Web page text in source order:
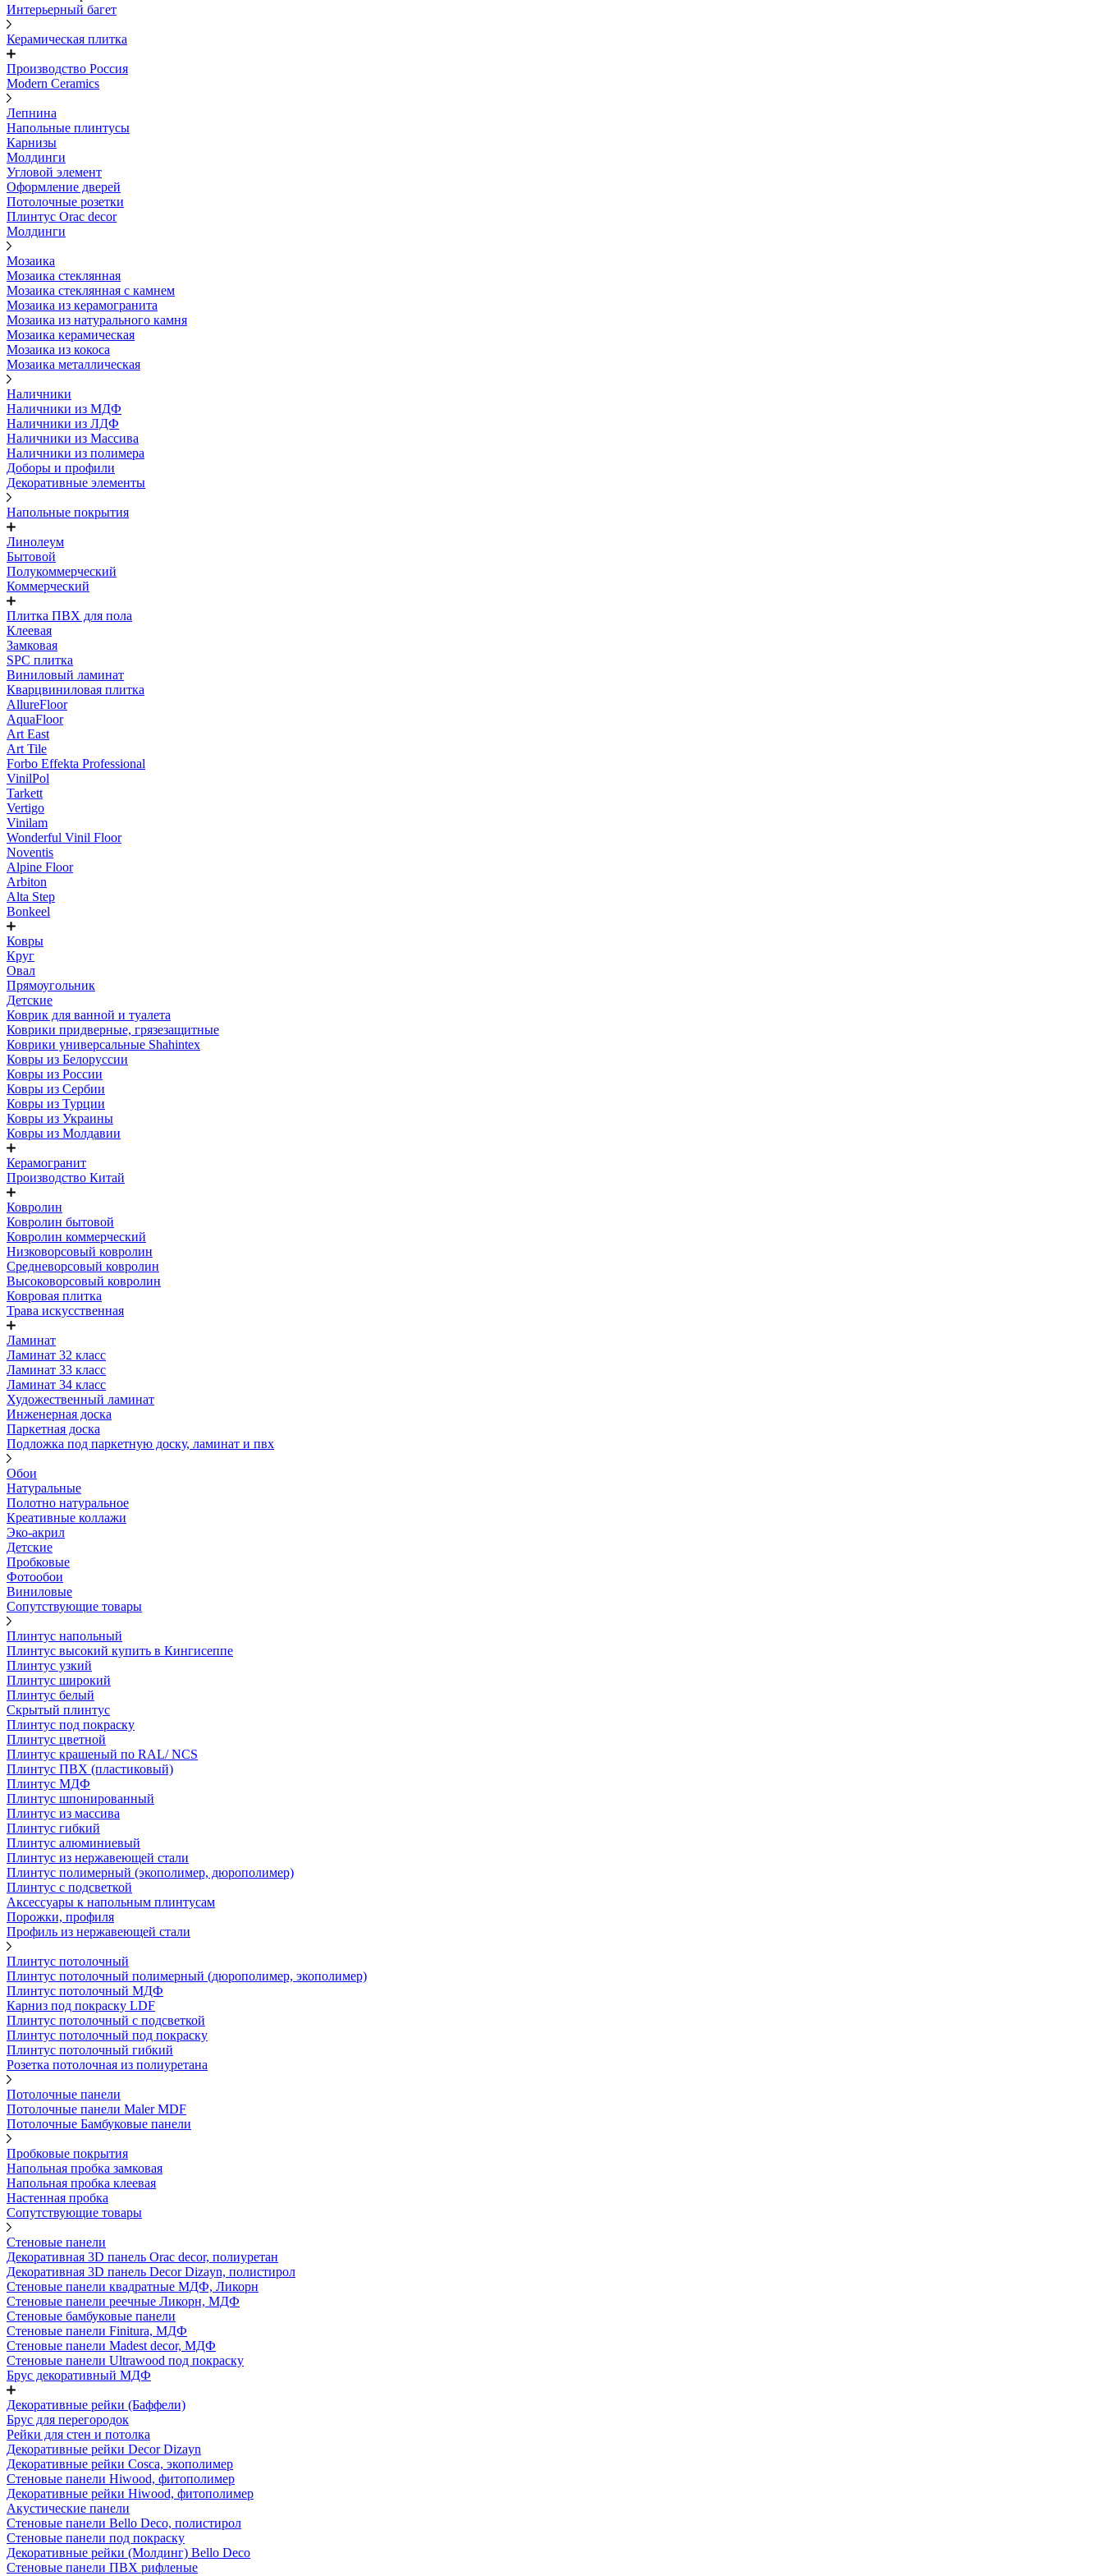
Интерьерный багет
Керамическая плитка
Производство Россия
Modern Ceramics
Лепнина
Напольные плинтусы
Карнизы
Молдинги
Угловой элемент
Оформление дверей
Потолочные розетки
Плинтус Orac decor
Молдинги
Мозаика
Мозаика стеклянная
Мозаика стеклянная с камнем
Мозаика из керамогранита
Мозаика из натурального камня
Мозаика керамическая
Мозаика из кокоса
Мозаика металлическая
Наличники
Наличники из МДФ
Наличники из ЛДФ
Наличники из Массива
Наличники из полимера
Доборы и профили
Декоративные элементы
Напольные покрытия
Линолеум
Бытовой
Полукоммерческий
Коммерческий
Плитка ПВХ для пола
Клеевая
Замковая
SPC плитка
Виниловый ламинат
Кварцвиниловая плитка
AllureFloor
AquaFloor
Art East
Art Tile
Forbo Effekta Professional
VinilPol
Tarkett
Vertigo
Vinilam
Wonderful Vinil Floor
Noventis
Alpine Floor
Arbiton
Alta Step
Bonkeel
Ковры
Круг
Овал
Прямоугольник
Детские
Коврик для ванной и туалета
Коврики придверные, грязезащитные
Коврики универсальные Shahintex
Ковры из Белоруссии
Ковры из России
Ковры из Сербии
Ковры из Турции
Ковры из Украины
Ковры из Молдавии
Керамогранит
Производство Китай
Ковролин
Ковролин бытовой
Ковролин коммерческий
Низковорсовый ковролин
Средневорсовый ковролин
Высоковорсовый ковролин
Ковровая плитка
Трава искусственная
Ламинат
Ламинат 32 класс
Ламинат 33 класс
Ламинат 34 класс
Художественный ламинат
Инженерная доска
Паркетная доска
Подложка под паркетную доску, ламинат и пвх
Обои
Натуральные
Полотно натуральное
Креативные коллажи
Эко-акрил
Детские
Пробковые
Фотообои
Виниловые
Сопутствующие товары
Плинтус напольный
Плинтус высокий купить в Кингисеппе
Плинтус узкий
Плинтус широкий
Плинтус белый
Скрытый плинтус
Плинтус под покраску
Плинтус цветной
Плинтус крашеный по RAL/ NCS
Плинтус ПВХ (пластиковый)
Плинтус МДФ
Плинтус шпонированный
Плинтус из массива
Плинтус гибкий
Плинтус алюминиевый
Плинтус из нержавеющей стали
Плинтус полимерный (экополимер, дюрополимер)
Плинтус с подсветкой
Аксессуары к напольным плинтусам
Порожки, профиля
Профиль из нержавеющей стали
Плинтус потолочный
Плинтус потолочный полимерный (дюрополимер, экополимер)
Плинтус потолочный МДФ
Карниз под покраску LDF
Плинтус потолочный с подсветкой
Плинтус потолочный под покраску
Плинтус потолочный гибкий
Розетка потолочная из полиуретана
Потолочные панели
Потолочные панели Maler MDF
Потолочные Бамбуковые панели
Пробковые покрытия
Напольная пробка замковая
Напольная пробка клеевая
Настенная пробка
Сопутствующие товары
Стеновые панели
Декоративная 3D панель Orac decor, полиуретан
Декоративная 3D панель Decor Dizayn, полистирол
Стеновые панели квадратные МДФ, Ликорн
Стеновые панели реечные Ликорн, МДФ
Стеновые бамбуковые панели
Стеновые панели Finitura, МДФ
Стеновые панели Madest decor, МДФ
Стеновые панели Ultrawood под покраску
Брус декоративный МДФ
Декоративные рейки (Баффели)
Брус для перегородок
Рейки для стен и потолка
Декоративные рейки Decor Dizayn
Декоративные рейки Cosca, экополимер
Стеновые панели Hiwood, фитополимер
Декоративные рейки Hiwood, фитополимер
Акустические панели
Стеновые панели Bello Deco, полистирол
Стеновые панели под покраску
Декоративные рейки (Молдинг) Bello Deco
Стеновые панели ПВХ рифленые